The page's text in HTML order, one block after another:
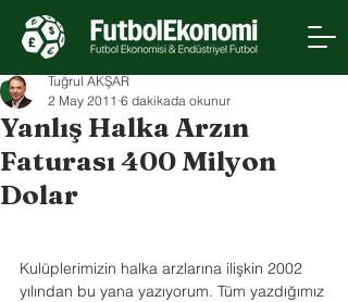
Yanlış Halka Arzın
Faturası 400 Milyon
Dolar
Tuğrul AKŞAR
2 May 2011 6 dakikada okunur
Kulüplerimizin halka arzlarına ilişkin 2002
yılından bu yana yazıyorum. Tüm yazdığımız